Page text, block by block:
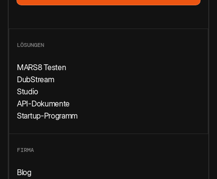
LÖSUNGEN
MARS8 Testen
DubStream
Studio
API-Dokumente
Startup-Programm
FIRMA
Blog